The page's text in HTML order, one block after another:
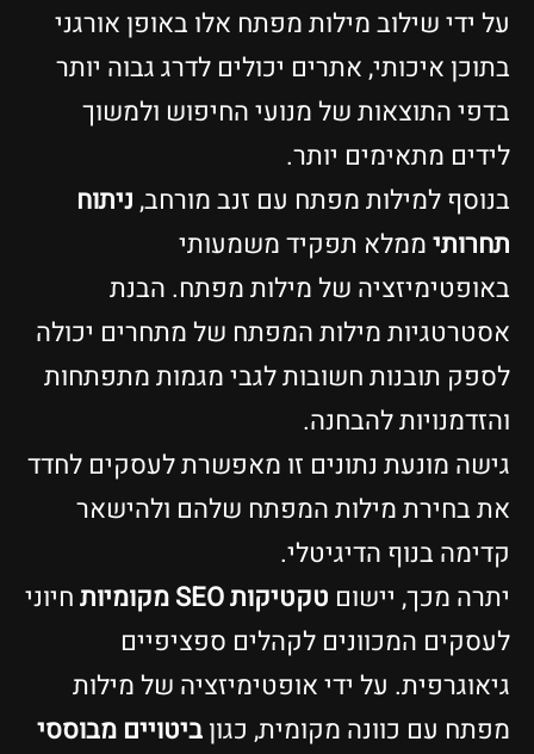
על ידי שילוב מילות מפתח אלו באופן אורגני
בתוכן איכותי, אתרים יכולים לדרג גבוה יותר
בדפי התוצאות של מנועי החיפוש ולמשוך
לידים מתאימים יותר.
בנוסף למילות מפתח עם זנב מורחב,ניתוח
תחרותיממלא תפקיד משמעותי
באופטימיזציה של מילות מפתח. הבנת
אסטרטגיות מילות המפתח של מתחרים יכולה
לספק תובנות חשובות לגבי מגמות מתפתחות
והזדמנויות להבחנה.
גישה מונעת נתונים זו מאפשרת לעסקים לחדד
את בחירת מילות המפתח שלהם ולהישאר
קדימה בנוף הדיגיטלי.
יתרה מכך, יישום טקטיקות SEO מקומיות
חיוני
לעסקים המכוונים לקהלים ספציפיים
גיאוגרפית. על ידי אופטימיזציה של מילות
מפתח עם כוונה מקומית, כגוןביטויים מבוססי